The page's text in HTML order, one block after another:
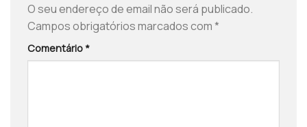
O seu endereço de email não será publicado.
Campos obrigatórios marcados com*
Comentário *